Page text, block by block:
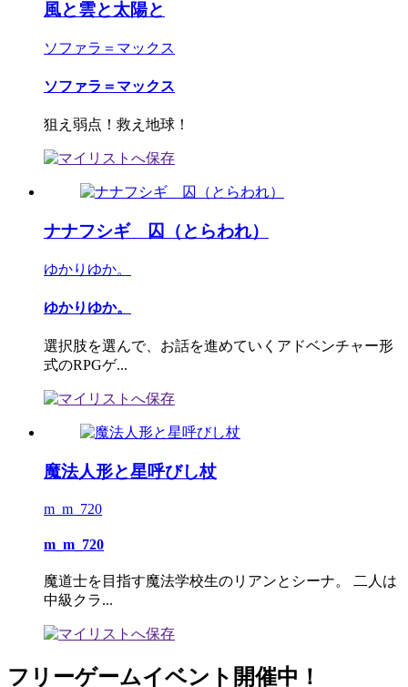
風と雲と太陽と
ソファラ＝マックス
ソファラ＝マックス
狙え弱点！救え地球！
ナナフシギ 囚（とらわれ）
ゆかりゆか。
ゆかりゆか。
選択肢を選んで、お話を進めていくアドベンチャー形
式のRPGゲ...
魔法人形と星呼びし杖
m_m_720
m_m_720
魔道士を目指す魔法学校生のリアンとシーナ。 二人は
中級クラ...
フリーゲームイベント開催中！